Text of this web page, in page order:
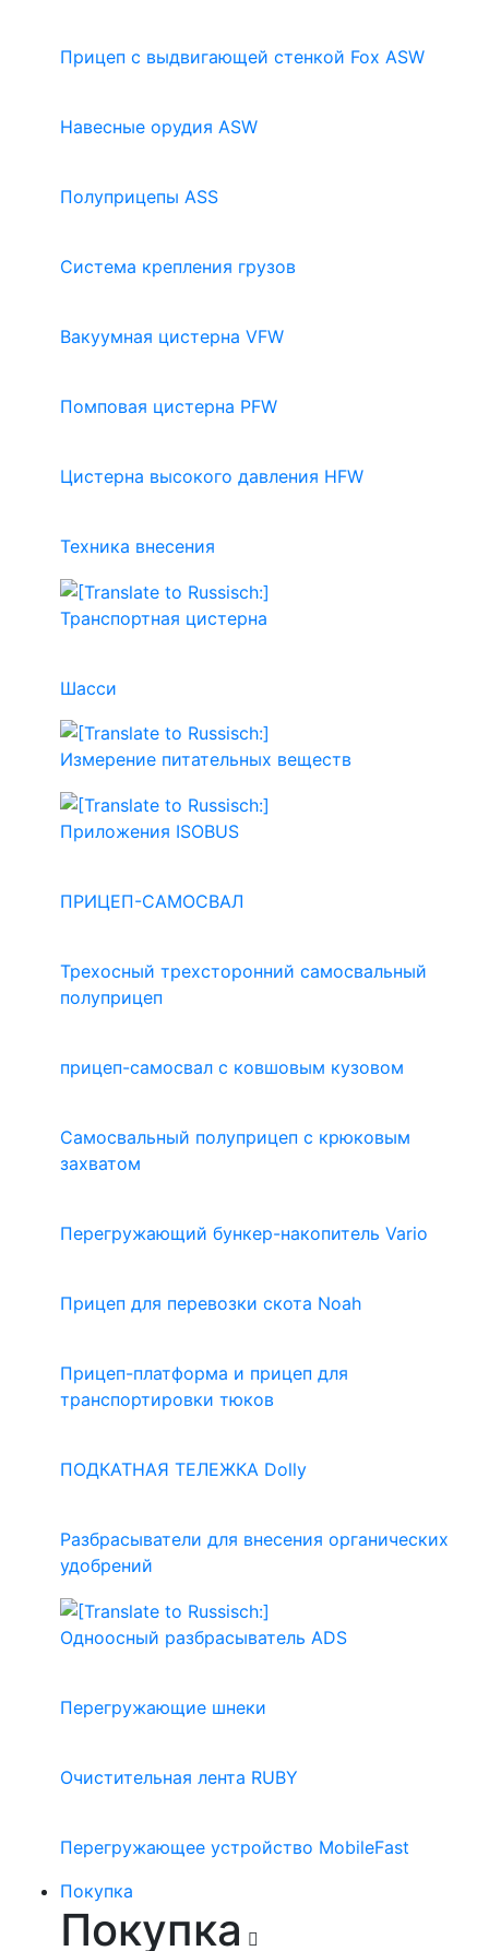
Прицеп с выдвигающей стенкой Fox ASW
Навесные орудия ASW
Полуприцепы ASS
Система крепления грузов
Вакуумная цистерна VFW
Помповая цистерна PFW
Цистерна высокого давления HFW
Техника внесения
Транспортная цистерна
Шасси
Измерение питательных веществ
Приложения ISOBUS
ПРИЦЕП-САМОСВАЛ
Трехосный трехсторонний самосвальный
полуприцеп
прицеп-самосвал с ковшовым кузовом
Самосвальный полуприцеп с крюковым
захватом
Перегружающий бункер-накопитель Vario
Прицеп для перевозки скота Noah
Прицеп-платформа и прицеп для
транспортировки тюков
ПОДКАТНАЯ ТЕЛЕЖКА Dolly
Разбрасыватели для внесения органических
удобрений
Одноосный разбрасыватель ADS
Перегружающие шнеки
Очистительная лента RUBY
Перегружающее устройство MobileFast
Покупка
Покупка